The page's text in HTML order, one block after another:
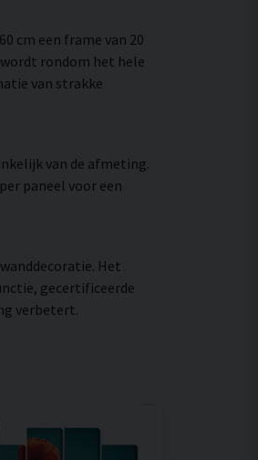
cm een frame van 20
wordt rondom het hele
van strakke
van de afmeting.
paneel voor een
Het
gecertificeerde
verbetert.